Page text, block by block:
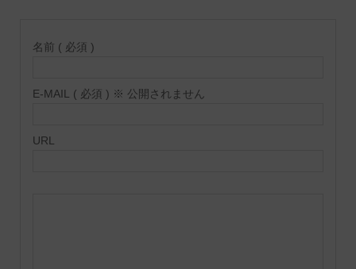
名前 ( 必須 )
E-MAIL ( 必須 ) ※ 公開されません
URL